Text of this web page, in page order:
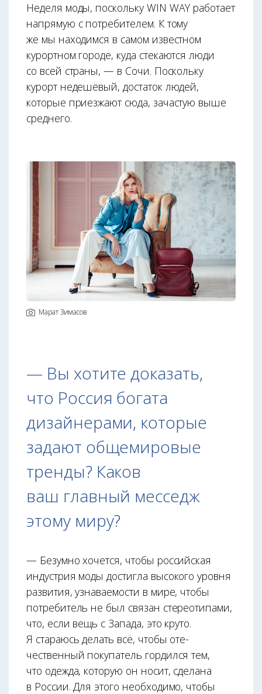
Неделя моды, поскольку WIN WAY работает
напрямую с потребителем. К тому
же мы находимся в самом известном
курортном городе, куда стекаются люди
со всей страны, — в Сочи. Поскольку
курорт недешёвый, достаток людей,
которые приезжают сюда, зачастую выше
среднего.
Марат Зимасов
— Вы хотите доказать,
что Россия богата
дизайнерами, которые
задают общемировые
тренды? Каков
ваш главный месседж
этому миру?
— Безумно хочется, чтобы российская
индустрия моды достигла высокого уровня
развития, узнаваемости в мире, чтобы
потребитель не был связан стереотипами,
что, если вещь с Запада, это круто.
Я стараюсь делать всё, чтобы оте­
чественный покупатель гордился тем,
что одежда, которую он носит, сделана
в России. Для этого необходимо, чтобы